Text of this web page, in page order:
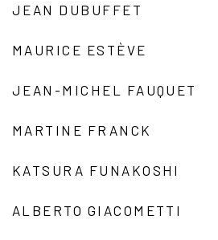
JEAN DUBUFFET
MAURICE ESTÈVE
JEAN-MICHEL FAUQUET
MARTINE FRANCK
KATSURA FUNAKOSHI
ALBERTO GIACOMETTI